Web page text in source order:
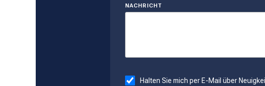
NACHRICHT
Halten Sie mich per E-Mail über